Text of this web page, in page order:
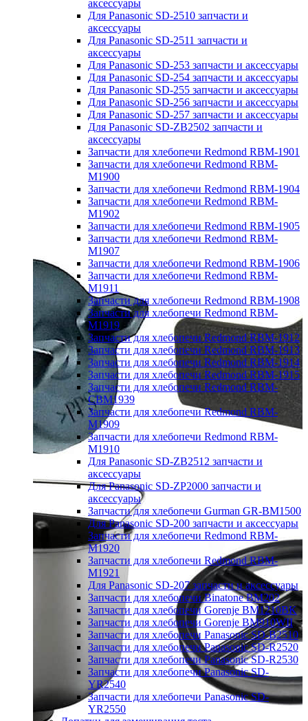
аксессуары
Для Panasonic SD-2510 запчасти и
аксессуары
Для Panasonic SD-2511 запчасти и
аксессуары
Для Panasonic SD-253 запчасти и аксессуары
Для Panasonic SD-254 запчасти и аксессуары
Для Panasonic SD-255 запчасти и аксессуары
Для Panasonic SD-256 запчасти и аксессуары
Для Panasonic SD-257 запчасти и аксессуары
Для Panasonic SD-ZB2502 запчасти и
аксессуары
Запчасти для хлебопечи Redmond RBM-1901
Запчасти для хлебопечи Redmond RBM-
M1900
Запчасти для хлебопечи Redmond RBM-1904
Запчасти для хлебопечи Redmond RBM-
M1902
Запчасти для хлебопечи Redmond RBM-1905
Запчасти для хлебопечи Redmond RBM-
M1907
Запчасти для хлебопечи Redmond RBM-1906
Запчасти для хлебопечи Redmond RBM-
M1911
Запчасти для хлебопечи Redmond RBM-1908
Запчасти для хлебопечи Redmond RBM-
M1919
Запчасти для хлебопечи Redmond RBM-1912
Запчасти для хлебопечи Redmond RBM-1913
Запчасти для хлебопечи Redmond RBM-1914
Запчасти для хлебопечи Redmond RBM-1915
Запчасти для хлебопечи Redmond RBM-
CBM1939
Запчасти для хлебопечи Redmond RBM-
M1909
Запчасти для хлебопечи Redmond RBM-
M1910
Для Panasonic SD-ZB2512 запчасти и
аксессуары
Для Panasonic SD-ZP2000 запчасти и
аксессуары
Запчасти для хлебопечи Gurman GR-BM1500
Для Panasonic SD-200 запчасти и аксессуары
Запчасти для хлебопечи Redmond RBM-
M1920
Запчасти для хлебопечи Redmond RBM-
M1921
Для Panasonic SD-207 запчасти и аксессуары
Запчасти для хлебопечи Binatone BM202
Запчасти для хлебопечи Gorenje BM1210BK
Запчасти для хлебопечи Gorenje BM910WII
Запчасти для хлебопечи Panasonic SD-B2510
Запчасти для хлебопечи Panasonic SD-R2520
Запчасти для хлебопечи Panasonic SD-R2530
Запчасти для хлебопечи Panasonic SD-
YR2540
Запчасти для хлебопечи Panasonic SD-
YR2550